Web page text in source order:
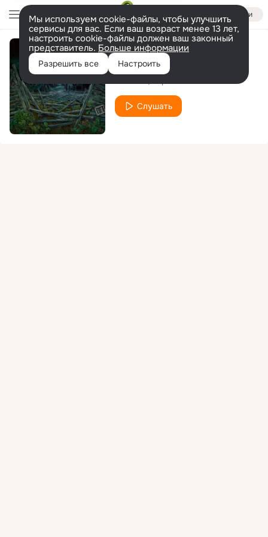
Войти
Мы используем cookie-файлы, чтобы улучшить
сервисы для вас. Если ваш возраст менее 13 лет,
настроить cookie-файлы должен ваш законный
представитель. Больше информации
Разрешить все Настроить
Пустырь
Слушать